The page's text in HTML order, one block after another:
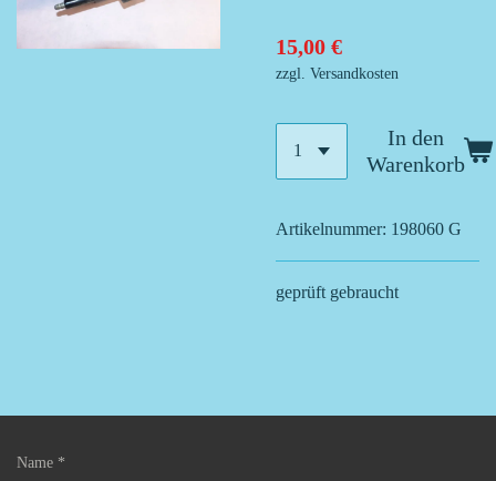
15,00 €
zzgl. Versandkosten
In den
Warenkorb
Artikelnummer: 198060 G
geprüft gebraucht
Name *